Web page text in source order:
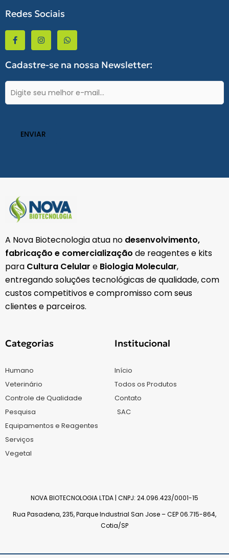
Redes Sociais
F
a
c
e
o
k
-
f
I
n
s
t
g
a
m
W
h
a
t
a
p
Cadastre-se na nossa Newsletter:
E-
mail
A Nova Biotecnologia atua no desenvolvimento,
fabricação e comercialização de reagentes e kits
para Cultura Celular e Biologia Molecular,
entregando soluções tecnológicas de qualidade, com
custos competitivos e compromisso com seus
clientes e parceiros.
Categorias
Humano
Veterinário
Controle de Qualidade
Pesquisa
Equipamentos e Reagentes
Serviços
Vegetal
Institucional
Início
Todos os Produtos
Contato
SAC
NOVA BIOTECNOLOGIA LTDA | CNPJ: 24.096.423/0001-15
Rua Pasadena, 235, Parque Industrial San Jose – CEP 06.715-864,
Cotia/SP